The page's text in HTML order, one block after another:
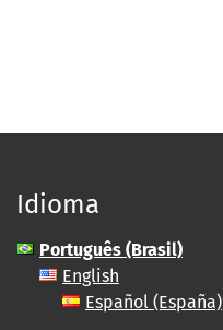
Idioma
Português (Brasil)
English
Español (España)